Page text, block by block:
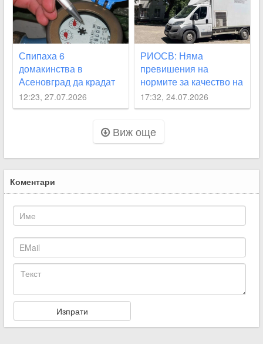
Спипаха 6
домакинства в
Асеновград да крадат
вода
12:23, 27.07.2026
РИОСВ: Няма
превишения на
нормите за качество на
въздуха след пожара в
Асеновград
17:32, 24.07.2026
Виж още
Коментари